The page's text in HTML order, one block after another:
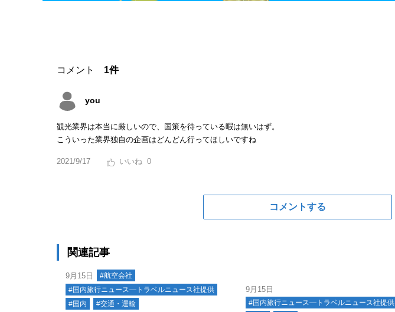
コメント 1件
you
観光業界は本当に厳しいので、国策を待っている暇は無いはず。
こういった業界独自の企画はどんどん行ってほしいですね
2021/9/17 0
コメントする
関連記事
9月15日
#航空会社
#国内旅行ニュース―トラベルニュース社提供
#国内
#交通・運輸
9月15日
#国内旅行ニュース―トラベルニュース社提供